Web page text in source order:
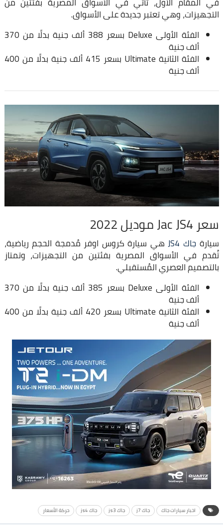
التجهيزات، وهي تعتبر جديدة على الأسواق.
الفئة الأولى Deluxe بسعر 388 ألف جنية بدلًا من 370
ألف جنية
الفئة الثانية Ultimate بسعر 415 ألف جنية بدلًا من 400
ألف جنية
سعر Jac JS4 موديل 2022
سيارةجاك JS4 هي سيارة كروس اوفر مُدمجة الحجم رياضية،
تُقدم في الأسواق المصرية بفئتين من التجهيزات، وتمتاز
بالتصميم العصري المُستقبلي.
الفئة الأولى Deluxe بسعر 385 ألف جنية بدلًا من 370
ألف جنية
الفئة الثانية Ultimate بسعر 420 ألف جنية بدلًا من 400
ألف جنية
اخبار سيارات جاك جاك j7 جاك js3 جاك js4 حركة الأسعار